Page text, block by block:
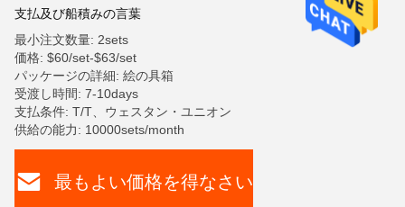
支払及び船積みの言葉
最小注文数量: 2sets
価格: $60/set-$63/set
パッケージの詳細: 絵の具箱
受渡し時間: 7-10days
支払条件: T/T、ウェスタン・ユニオン
供給の能力: 10000sets/month
最もよい価格を得なさい